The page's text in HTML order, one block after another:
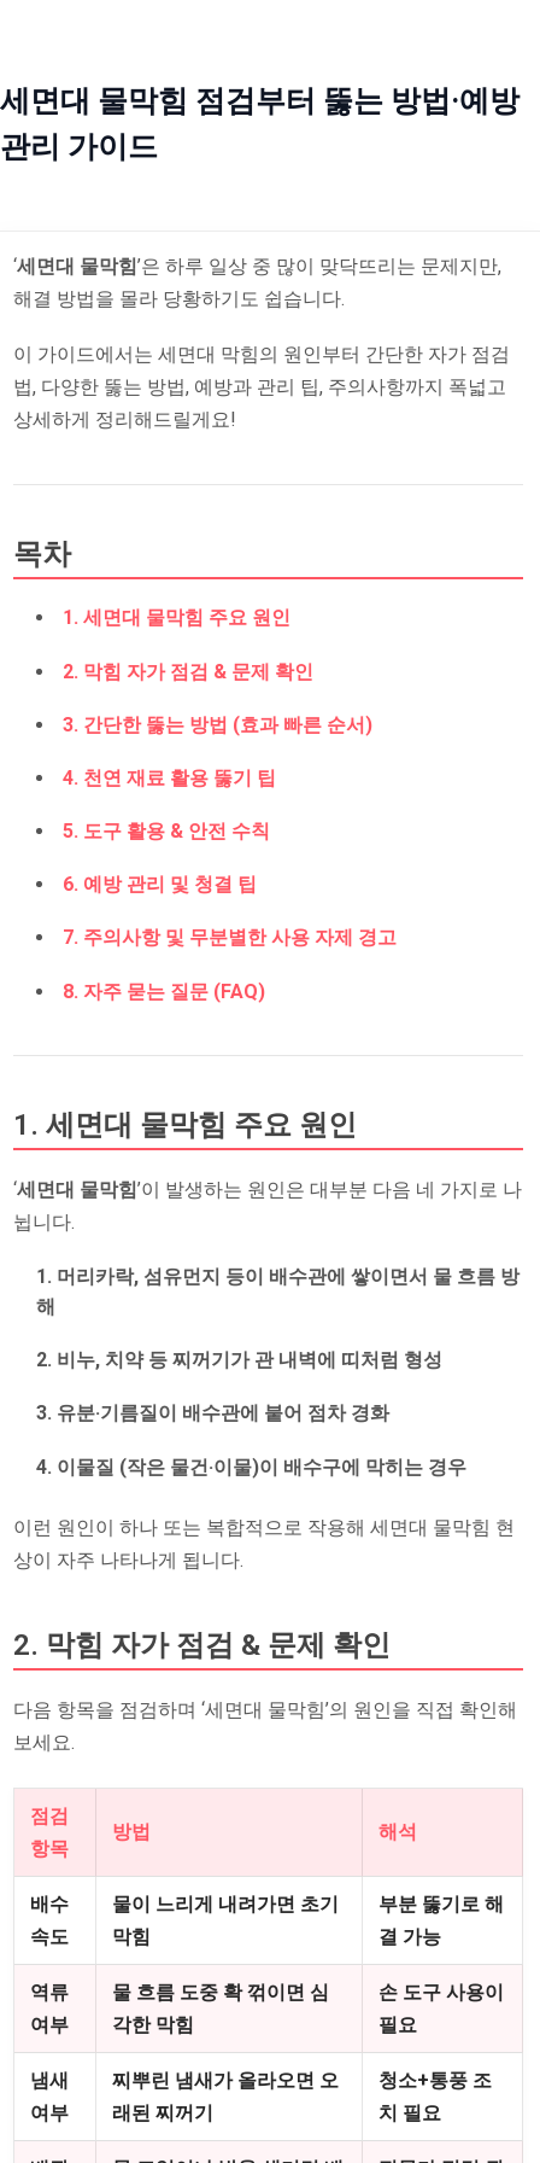
세면대 물막힘 점검부터 뚫는 방법·예방
관리 가이드
‘세면대 물막힘’은 하루 일상 중 많이 맞닥뜨리는 문제지만,
해결 방법을 몰라 당황하기도 쉽습니다.
이 가이드에서는 세면대 막힘의 원인부터 간단한 자가 점검
법, 다양한 뚫는 방법, 예방과 관리 팁, 주의사항까지 폭넓고
상세하게 정리해드릴게요!
목차
1. 세면대 물막힘 주요 원인
2. 막힘 자가 점검 & 문제 확인
3. 간단한 뚫는 방법 (효과 빠른 순서)
4. 천연 재료 활용 뚫기 팁
5. 도구 활용 & 안전 수칙
6. 예방 관리 및 청결 팁
7. 주의사항 및 무분별한 사용 자제 경고
8. 자주 묻는 질문 (FAQ)
1. 세면대 물막힘 주요 원인
‘세면대 물막힘’이 발생하는 원인은 대부분 다음 네 가지로 나
뉩니다.
머리카락, 섬유먼지 등이 배수관에 쌓이면서 물 흐름 방
해
비누, 치약 등 찌꺼기 가 관 내벽에 띠처럼 형성
유분·기름질이 배수관에 붙어 점차 경화
이물질 (작은 물건·이물)이 배수구에 막히는 경우
이런 원인이 하나 또는 복합적으로 작용해 세면대 물막힘 현
상이 자주 나타나게 됩니다.
2. 막힘 자가 점검 & 문제 확인
다음 항목을 점검하며 ‘세면대 물막힘’의 원인을 직접 확인해
보세요.
점검
항목
방법 해석
배수
속도
물이 느리게 내려가면 초기
막힘
부분 뚫기로 해
결 가능
역류
여부
물 흐름 도중 확 꺾이면 심
각한 막힘
손 도구 사용이
필요
냄새
여부
찌뿌린 냄새가 올라오면 오
래된 찌꺼기
청소+통풍 조
치 필요